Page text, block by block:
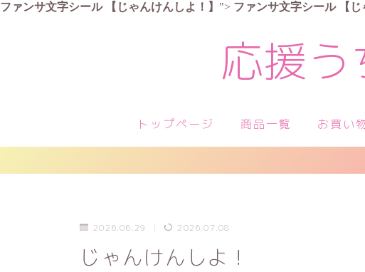
ファンサ文字シール 【じゃんけんしよ！】 "> ファンサ文字シール 【
応援
トップページ 商品一覧 お買い
2026.06.29 2026.07.08
じゃんけんしよ！